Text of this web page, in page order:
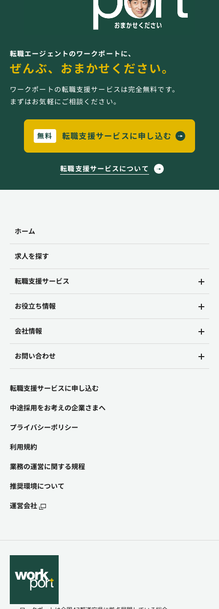
転職エージェントのワークポートに、
ぜんぶ、おまかせください。
ワークポートの転職支援サービスは完全無料です。
まずはお気軽にご相談ください。
無料 転職支援サービスに申し込む
転職支援サービスについて
ホーム
求人を探す
転職支援サービス
お役立ち情報
会社情報
お問い合わせ
転職支援サービスに申し込む
中途採用をお考えの企業さまへ
プライバシーポリシー
利用規約
業務の運営に関する規程
推奨環境について
運営会社